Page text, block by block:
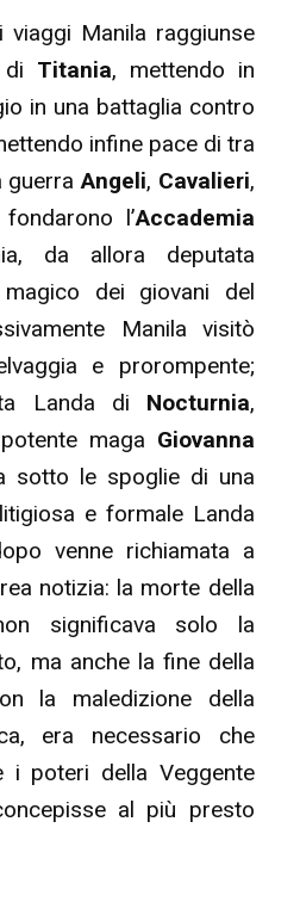
Manila raggiunse
Titania, mettendo in
in una battaglia contro
infine pace di tra
guerra Angeli, Cavalieri,
fondarono l’Accademia
da allora deputata
magico dei giovani del
Manila visitò
e prorompente;
Landa di Nocturnia,
maga Giovanna
sotto le spoglie di una
e formale Landa
venne richiamata a
notizia: la morte della
significava solo la
ma anche la fine della
la maledizione della
era necessario che
i poteri della Veggente
al più presto